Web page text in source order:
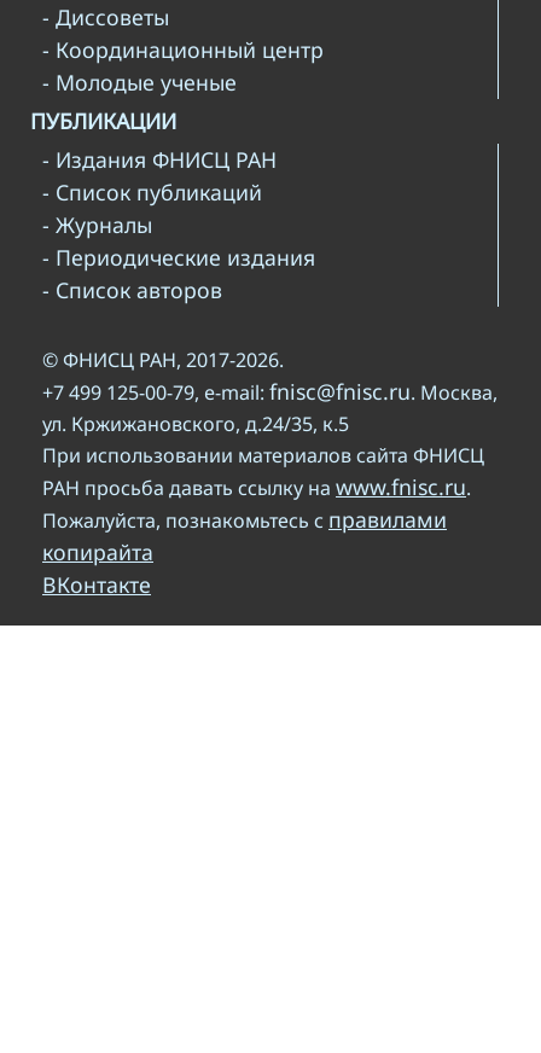
- Диссоветы
- Координационный центр
- Молодые ученые
ПУБЛИКАЦИИ
- Издания ФНИСЦ РАН
- Список публикаций
- Журналы
- Периодические издания
- Список авторов
© ФНИСЦ РАН, 2017-2026.
+7 499 125-00-79, e-mail: fnisc@fnisc.ru. Москва,
ул. Кржижановского, д.24/35, к.5
При использовании материалов сайта ФНИСЦ
РАН просьба давать ссылку на www.fnisc.ru.
Пожалуйста, познакомьтесь с правилами
копирайта
ВКонтакте